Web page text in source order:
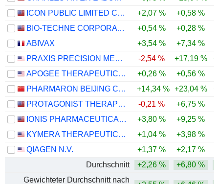
ICON PUBLIC LIMITED COMPANY
+2,07 % +0,58 %
BIO-TECHNE CORPORATION
+0,54 % +0,28 %
ABIVAX
+3,54 % +7,34 %
PRAXIS PRECISION MEDICINES, INC.
-2,54 % +17,19 %
APOGEE THERAPEUTICS, INC.
+0,26 % +0,56 %
PHARMARON BEIJING CO., LTD.
+14,34 % +23,04 %
PROTAGONIST THERAPEUTICS, INC.
-0,21 % +6,75 %
IONIS PHARMACEUTICALS, INC.
+3,80 % +9,25 %
KYMERA THERAPEUTICS, INC.
+1,04 % +3,98 %
QIAGEN N.V.
+1,37 % +2,17 %
Durchschnitt
+2,26 % +6,80 %
Gewichteter Durchschnitt nach